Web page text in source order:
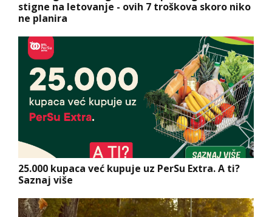
stigne na letovanje - ovih 7 troškova skoro niko
ne planira
25.000 kupaca već kupuje uz PerSu Extra. A ti?
Saznaj više